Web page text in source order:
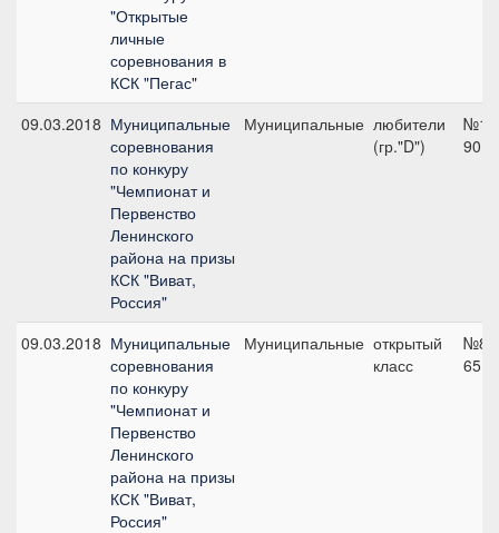
"Открытые
личные
соревнования в
КСК "Пегас"
09.03.2018 Муниципальные
соревнования
по конкуру
"Чемпионат и
Первенство
Ленинского
района на призы
КСК "Виват,
Россия"
Муниципальные любители
(гр."D")
90
09.03.2018 Муниципальные
соревнования
по конкуру
"Чемпионат и
Первенство
Ленинского
района на призы
КСК "Виват,
Россия"
Муниципальные открытый
класс
№8,
65